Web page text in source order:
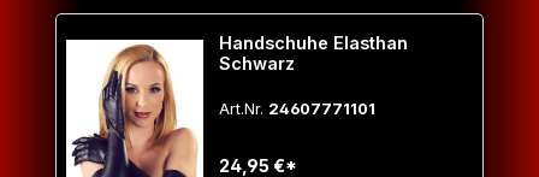
Handschuhe Elasthan
Schwarz
Art.Nr. 24607771101
24,95 €*